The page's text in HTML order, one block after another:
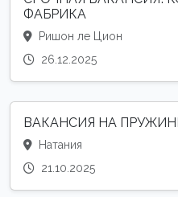
ФАБРИКА
Ришон ле Цион
26.12.2025
ВАКАНСИЯ НА
Натания
21.10.2025